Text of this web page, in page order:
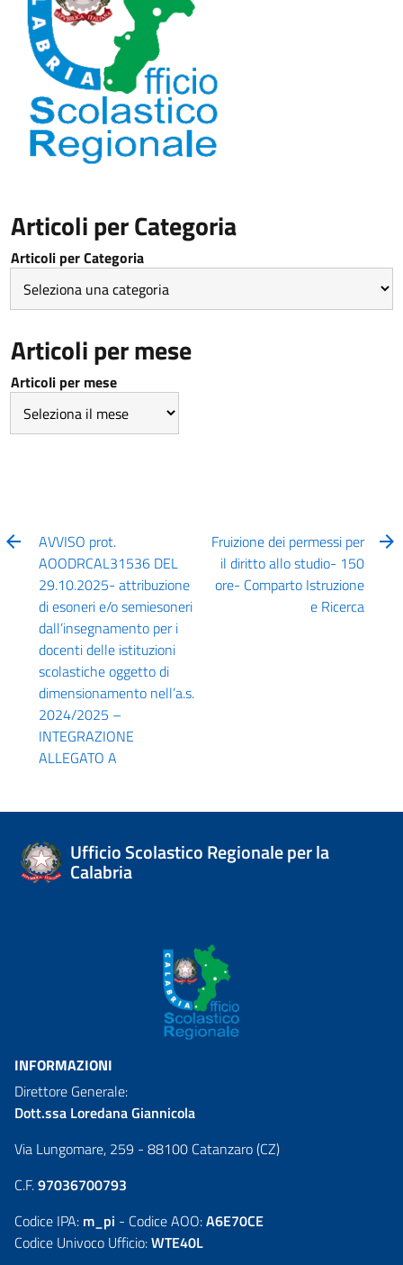
Articoli per Categoria
Articoli per Categoria
Articoli per mese
Articoli per mese
AVVISO prot.
AOODRCAL31536 DEL
29.10.2025- attribuzione
di esoneri e/o semiesoneri
dall’insegnamento per i
docenti delle istituzioni
scolastiche oggetto di
dimensionamento nell’a.s.
2024/2025 –
INTEGRAZIONE
ALLEGATO A
Fruizione dei permessi per
il diritto allo studio- 150
ore- Comparto Istruzione
e Ricerca
Ufficio Scolastico Regionale per la
Calabria
INFORMAZIONI
Direttore Generale:
Dott.ssa Loredana Giannicola
Via Lungomare, 259 - 88100 Catanzaro (CZ)
C.F.97036700793
Codice IPA: m_pi - Codice AOO:A6E70CE
Codice Univoco Ufficio:WTE40L